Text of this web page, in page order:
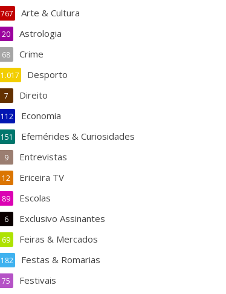
Arte & Cultura
767
Astrologia
20
Crime
68
Desporto
1.017
Direito
7
Economia
112
Efemérides & Curiosidades
151
Entrevistas
9
Ericeira TV
12
Escolas
89
Exclusivo Assinantes
6
Feiras & Mercados
69
Festas & Romarias
182
Festivais
75